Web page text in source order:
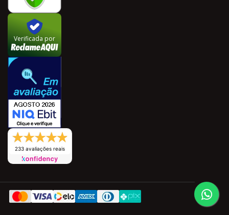
Verificada por
233 avaliações reais